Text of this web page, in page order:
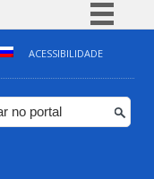
Simplifique!
Comunica BR
Participe
ACESSIBILIDADE